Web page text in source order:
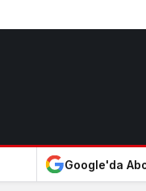
Google'da